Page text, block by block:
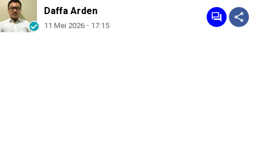
Daffa Arden
11 Mei 2026 - 17:15